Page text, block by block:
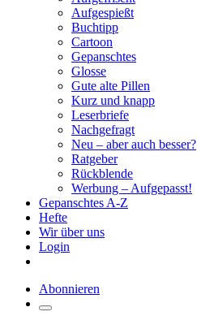
Aufgespießt
Buchtipp
Cartoon
Gepanschtes
Glosse
Gute alte Pillen
Kurz und knapp
Leserbriefe
Nachgefragt
Neu – aber auch besser?
Ratgeber
Rückblende
Werbung – Aufgepasst!
Gepanschtes A-Z
Hefte
Wir über uns
Login
Abonnieren